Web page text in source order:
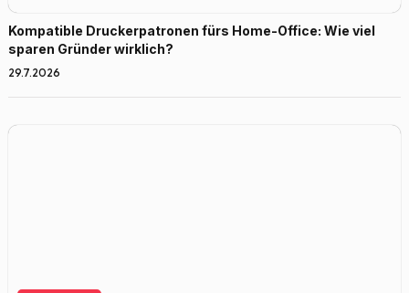
Kompatible Druckerpatronen fürs Home-Office: Wie viel
sparen Gründer wirklich?
29.7.2026